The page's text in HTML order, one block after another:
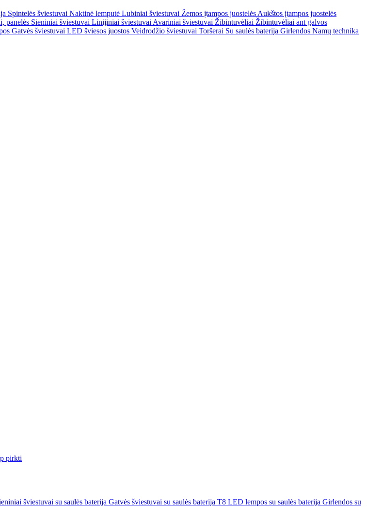
Spintelės šviestuvai Naktinė lemputė Lubiniai šviestuvai Žemos įtampos juostelės Aukštos įtampos juostelės
panelės Sieniniai šviestuvai Linijiniai šviestuvai Avariniai šviestuvai Žibintuvėliai Žibintuvėliai ant galvos
Gatvės šviestuvai LED šviesos juostos Veidrodžio šviestuvai Toršerai Su saulės baterija Girlendos Namų technika
pirkti
šviestuvai su saulės baterija Gatvės šviestuvai su saulės baterija T8 LED lempos su saulės baterija Girlendos su